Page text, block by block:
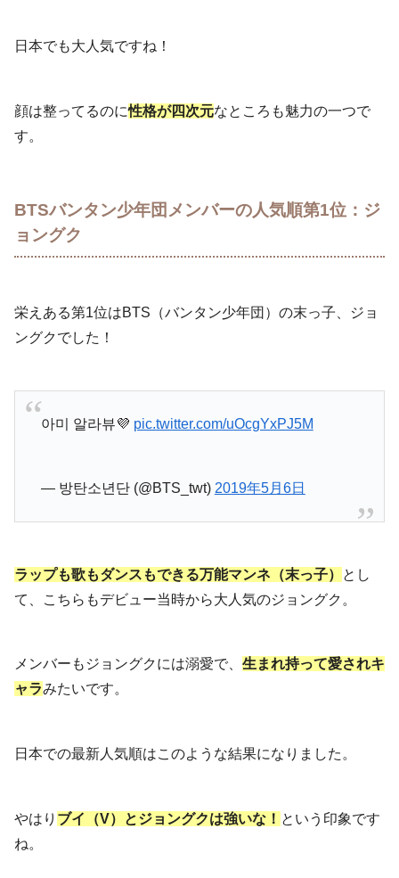
日本でも大人気ですね！
顔は整ってるのに性格が四次元なところも魅力の一つで
す。
BTSバンタン少年団メンバーの人気順第1位：ジ
ョングク
栄えある第1位はBTS（バンタン少年団）の末っ子、ジョ
ングクでした！
아미 알라뷰💜 pic.twitter.com/uOcgYxPJ5M
— 방탄소년단 (@BTS_twt) 2019年5月6日
ラップも歌もダンスもできる万能マンネ（末っ子）
とし
て、こちらもデビュー当時から大人気のジョングク。
メンバーもジョングクには溺愛で、 生まれ持って愛されキ
ャラみたいです。
日本での最新人気順はこのような結果になりました。
やはり ブイ（V）とジョングクは強いな！ という印象です
ね。